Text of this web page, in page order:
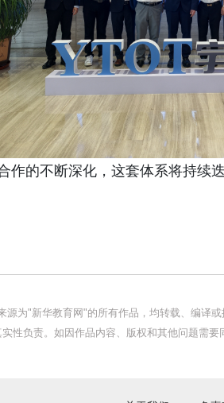
作的不断深化，这套体系将持续
源为"新华教育网"的所有作品，均转载、编译
性负责。如因作品内容、版权和其他问题需